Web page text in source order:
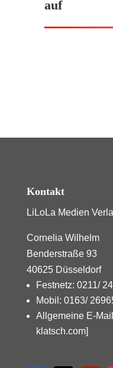
auf
Kontakt
LiLoLa Medien
Cornelia Wilhelm
Benderstraße 93
40625 Düsseldorf
Festnetz: 0211/
Mobil: 0163/
Allgemeine E-Mail
klatsch.com]